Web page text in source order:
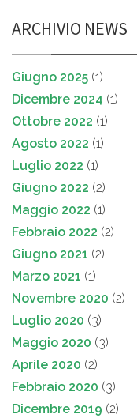
ARCHIVIO NEWS
Giugno 2025 (1)
Dicembre 2024 (1)
Ottobre 2022 (1)
Agosto 2022 (1)
Luglio 2022 (1)
Giugno 2022 (2)
Maggio 2022 (1)
Febbraio 2022 (2)
Giugno 2021 (2)
Marzo 2021 (1)
Novembre 2020 (2)
Luglio 2020 (3)
Maggio 2020 (3)
Aprile 2020 (2)
Febbraio 2020 (3)
Dicembre 2019 (2)